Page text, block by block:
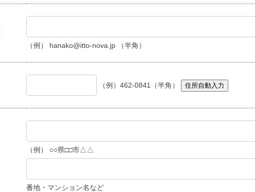
（例） hanako@itto-nova.jp （半角）
（例）462-0841（半角） 住所自動入力
（例） ○○県□□市△△
番地・マンション名など